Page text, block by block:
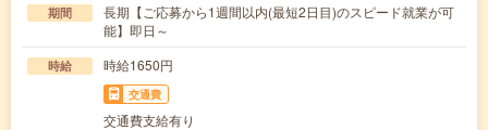
期間
長期【ご応募から1週間以内(最短2日目)のスピード就業が可
能】即日～
時給 時給1650円
交通費
交通費支給有り